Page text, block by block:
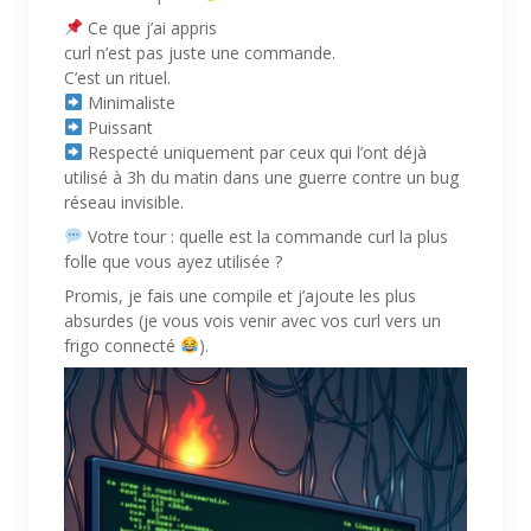
Ce que j’ai appris
curl n’est pas juste une commande.
C’est un rituel.
Minimaliste
Puissant
Respecté uniquement par ceux qui l’ont déjà
utilisé à 3h du matin dans une guerre contre un bug
réseau invisible.
Votre tour : quelle est la commande curl la plus
folle que vous ayez utilisée ?
Promis, je fais une compile et j’ajoute les plus
absurdes (je vous vois venir avec vos curl vers un
frigo connecté
).